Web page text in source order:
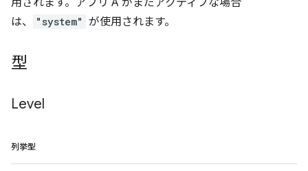
用されます。アプリ A がまだアクティブな場合
は、
"system" が使用されます。
型
Level
列挙型